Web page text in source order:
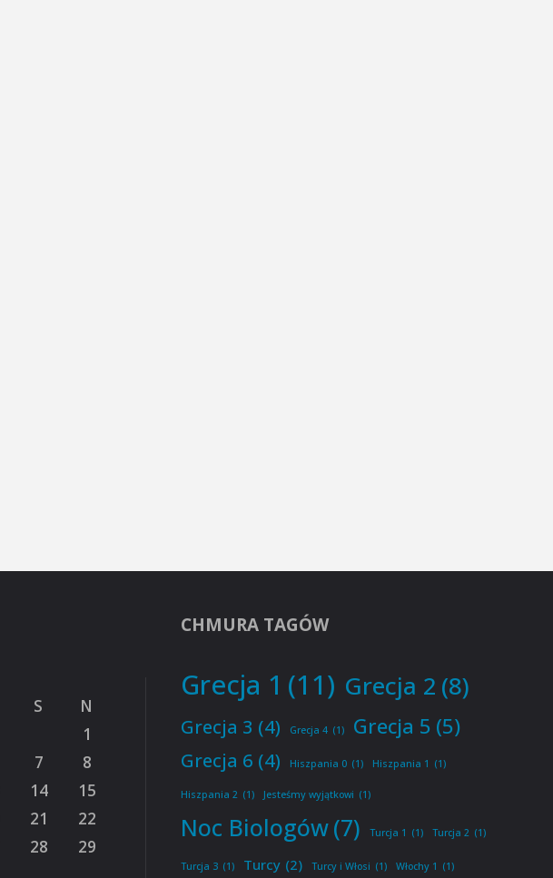
S
N
1
7
8
14
15
21
22
28
29
CHMURA TAGÓW
Grecja 1 (11) Grecja 2 (8)
Grecja 3 (4) Grecja 4 (1) Grecja 5 (5)
Grecja 6 (4) Hiszpania 0 (1) Hiszpania 1 (1)
Hiszpania 2 (1) Jesteśmy wyjątkowi (1)
Noc Biologów(7) Turcja 1 (1) Turcja 2 (1)
Turcja 3 (1) Turcy (2) Turcy i Włosi (1) Włochy 1 (1)